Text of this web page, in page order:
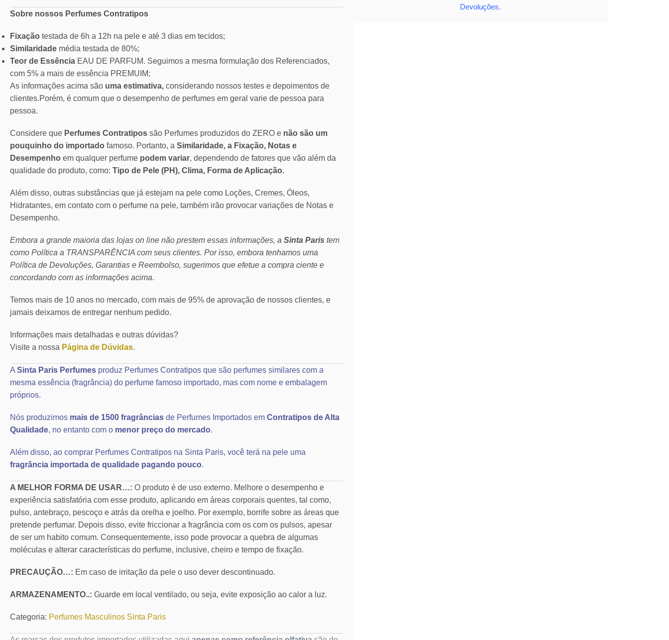
Sobre nossos Perfumes Contratipos
Fixação testada de 6h a 12h na pele e até 3 dias em tecidos;
Similaridade média testada de 80%;
Teor de Essência EAU DE PARFUM. Seguimos a mesma formulação dos Referenciados,
com 5% a mais de essência PREMUIM;
As informações acima são uma estimativa, considerando nossos testes e depoimentos de
clientes.Porém, é comum que o desempenho de perfumes em geral varie de pessoa para
pessoa.
Considere que Perfumes Contratipos são Perfumes produzidos do ZERO e não são um
pouquinho do importado famoso. Portanto, a Similaridade, a Fixação, Notas e
Desempenho em qualquer perfume podem variar, dependendo de fatores que vão além da
qualidade do produto, como: Tipo de Pele (PH), Clima, Forma de Aplicação.
Além disso, outras substâncias que já estejam na pele como Loções, Cremes, Óleos,
Hidratantes, em contato com o perfume na pele, também irão provocar variações de Notas e
Desempenho.
Embora a grande maioria das lojas on line não prestem essas informações, a Sinta Paris tem
como Política a TRANSPARÊNCIA com seus clientes. Por isso, embora tenhamos uma
Política de Devoluções, Garantias e Reembolso, sugerimos que efetue a compra ciente e
concordando com as informações acima.
Temos mais de 10 anos no mercado, com mais de 95% de aprovação de nossos clientes, e
jamais deixamos de entregar nenhum pedido.
Informações mais detalhadas e outras dúvidas?
Visite a nossa Página de Dúvidas.
A Sinta Paris Perfumes produz Perfumes Contratipos que são perfumes similares com a
mesma essência (fragrância) do perfume famoso importado, mas com nome e embalagem
próprios.
Nós produzimos mais de 1500 fragrâncias de Perfumes Importados em Contratipos de Alta
Qualidade, no entanto com o menor preço do mercado.
Além disso, ao comprar Perfumes Contratipos na Sinta Paris, você terá na pele uma
fragrância importada de qualidade pagando pouco.
A MELHOR FORMA DE USAR…: O produto é de uso externo. Melhore o desempenho e
experiência satisfatória com esse produto, aplicando em áreas corporais quentes, tal como,
pulso, antebraço, pescoço e atrás da orelha e joelho. Por exemplo, borrife sobre as áreas que
pretende perfumar. Depois disso, evite friccionar a fragrância com os com os pulsos, apesar
de ser um habito comum. Consequentemente, isso pode provocar a quebra de algumas
moléculas e alterar características do perfume, inclusive, cheiro e tempo de fixação.
PRECAUÇÃO…: Em caso de irritação da pele o uso dever descontinuado.
ARMAZENAMENTO..: Guarde em local ventilado, ou seja, evite exposição ao calor a luz.
Categoria: Perfumes Masculinos Sinta Paris
Devoluções.